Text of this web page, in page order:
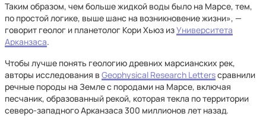
Таким образом, чем больше жидкой воды было на Марсе, тем,
по простой логике, выше шанс на возникновение жизни», —
говорит геолог и планетолог Кори Хьюз изУниверситета
Арканзаса.
Чтобы лучше понять геологию древних марсианских рек,
авторы исследования в Geophysical Research Lettersсравнили
речные породы на Земле с породами на Марсе, включая
песчаник, образованный рекой, которая текла по территории
северо-западного Арканзаса 300 миллионов лет назад.